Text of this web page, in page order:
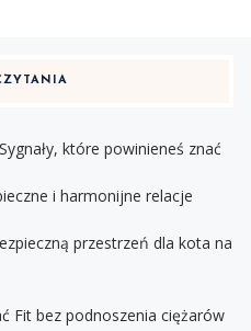
które powinieneś znać
i harmonijne relacje
przestrzeń dla kota na
Fit bez podnoszenia ciężarów